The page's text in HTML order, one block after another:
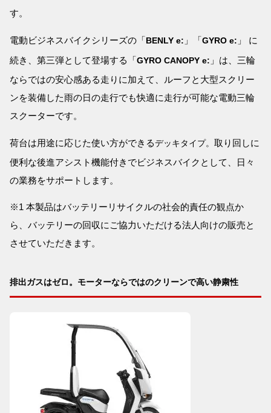
す。
電動ビジネスバイクシリーズの「BENLY e: 」「GYRO e: 」 に
続き、第三弾として登場する「GYRO CANOPY e: 」は、三輪
ならではの安心感ある走りに加えて、ルーフと大型スクリー
ンを装備した雨の日の走行でも快適に走行が可能な電動三輪
スクーターです。
荷台は用途に応じた使い方ができるデッキタイプ。 取り回しに
便利な後進アシスト機能付きでビジネスバイクとして、日々
の業務をサポートします。
※1 本製品はバッテリーリサイクルの社会的責任の観点か
ら、バッテリーの回収にご協力いただける法人向けの販売と
させていただきます。
排出ガスはゼロ。モーターならではのクリーンで高い静粛性